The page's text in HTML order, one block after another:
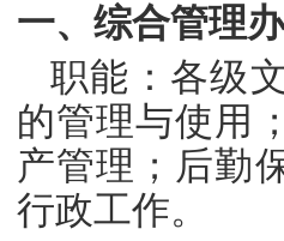
一、综合管理
职能：各级
的管理与使用
产管理；后勤
行政工作。